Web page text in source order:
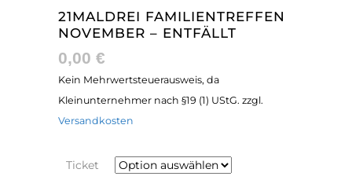
21MALDREI FAMILIENTREFFEN
NOVEMBER – ENTFÄLLT
0,00 €
Kein Mehrwertsteuerausweis, da
Kleinunternehmer nach §19 (1) UStG. zzgl.
Versandkosten
Ticket